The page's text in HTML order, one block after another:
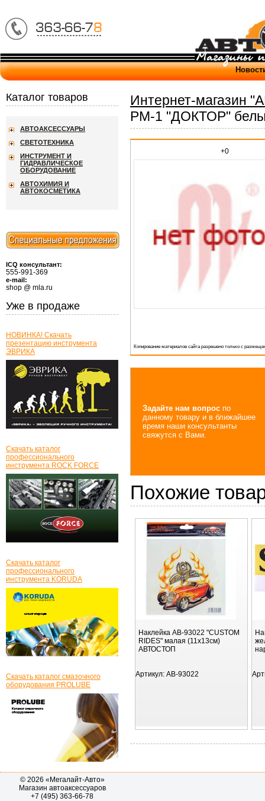
Интернет-магазин
РМ-1 "ДОКТОР"
+0
Копирование материалов сайта разрешено только с
Задайте нам вопрос по
данному товару и в ближайшее
время наши консультанты
свяжутся с Вами.
Похожие
Наклейка AB-93022 "CUSTOM
RIDES" малая (11х13см)
АВТОСТОП
Артикул: AB-93022
Каталог товаров
АВТОАКСЕССУАРЫ
СВЕТОТЕХНИКА
ИНСТРУМЕНТ И
ГИДРАВЛИЧЕСКОЕ
ОБОРУДОВАНИЕ
АВТОХИМИЯ И
АВТОКОСМЕТИКА
ICQ консультант:
555-991-369
e-mail:
shop @ mla.ru
Уже в продаже
НОВИНКА! Скачать
презентацию инструмента
ЭВРИКА
Скачать каталог
профессионального
инструмента ROCK FORCE
Скачать каталог
профессионального
инструмента KORUDA
Скачать каталог смазочного
оборудования PROLUBE
© 2026 «Мегалайт-Авто»
Магазин автоаксессуаров
+7 (495) 363-66-78